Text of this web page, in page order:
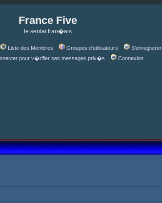
France Five
le sentai fran�ais
Liste des Membres Groupes d'utilisateurs
S'enregistrer
pour v�rifier ses messages priv�s Connexion